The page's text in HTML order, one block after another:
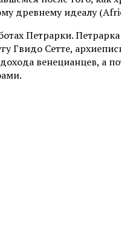
древнему идеалу
Петрарки.
Гвидо Сетте,
венецианцев, а